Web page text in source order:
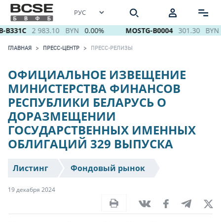
2 983.10 BYN 0.00% MOSTG-B0004 301.30 BYN
ГЛАВНАЯ ПРЕСС-ЦЕНТР ПРЕСС-РЕЛИЗЫ
ОФИЦИАЛЬНОЕ ИЗВЕЩЕНИЕ
МИНИСТЕРСТВА ФИНАНСОВ
РЕСПУБЛИКИ БЕЛАРУСЬ О
ДОРАЗМЕЩЕНИИ
ГОСУДАРСТВЕННЫХ ИМЕННЫХ
ОБЛИГАЦИЙ 329 ВЫПУСКА
Листинг Фондовый рынок
19 декабря 2024